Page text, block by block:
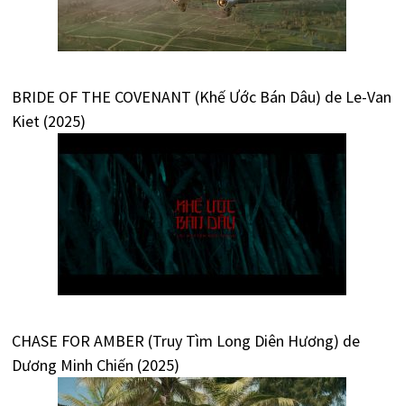
BRIDE OF THE COVENANT (Khế Ước Bán Dâu) de Le-Van
Kiet (2025)
CHASE FOR AMBER (Truy Tìm Long Diên Hương) de
Dương Minh Chiến (2025)